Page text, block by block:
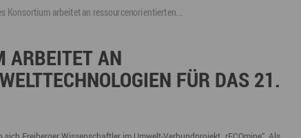
Gründung, Förderung & Investition
Fördermittelberatung
Gründen im Erzgebirge
Investition
Nachfolge
Projektarchiv
Berufs- & Studienorientierung
Angebote für Schüler
Angebote für Unternehmen
Regionale Koordination
Presse
Gesellschafterstruktur
Geschichte
Konsortium arbeitet an ressourcenorientierten...
ARBEITET AN
FÜR DAS 21.